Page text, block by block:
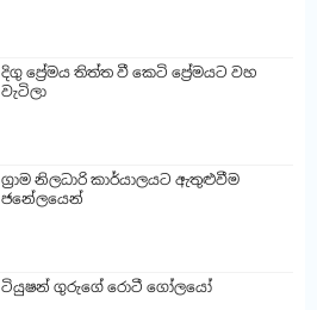
දිගු ප්‍රේමය තිත්ත වී කෙටි ප්‍රේමයට වහ
වැටිලා
ග්‍රාම නිලධාරි කාර්යාලයට ඇතුළුවීම
ජනේලයෙන්
ටියුෂන් ගුරුගේ රොටී ගෝලයෝ